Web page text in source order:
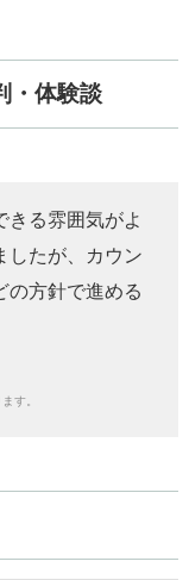
・体験談
きる雰囲気がよ
したが、カウン
の方針で進める
す。